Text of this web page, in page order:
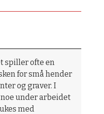
spiller ofte en
for små hender
og graver. I
under arbeidet
med